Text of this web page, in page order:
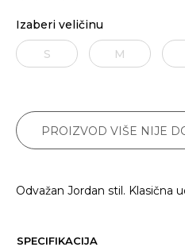
Izaberi veličinu
S M
PROIZVOD VIŠE NIJE
Odvažan Jordan stil. Klasična
SPECIFIKACIJA